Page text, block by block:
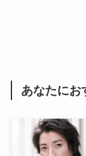
あなたにお